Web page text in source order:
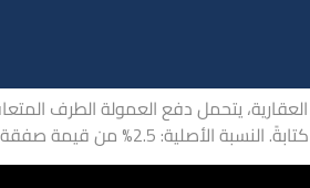
يتحمل دفع العمولة الطرف
إيجار السنة الأولى، ما لم يتفق أطراف […]